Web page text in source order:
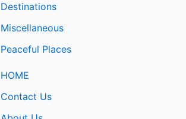
Destinations
Miscellaneous
Peaceful Places
HOME
Contact Us